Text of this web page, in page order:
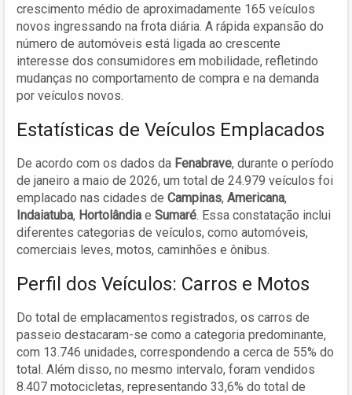
crescimento médio de aproximadamente 165 veículos
novos ingressando na frota diária. A rápida expansão do
número de automóveis está ligada ao crescente
interesse dos consumidores em mobilidade, refletindo
mudanças no comportamento de compra e na demanda
por veículos novos.
Estatísticas de Veículos Emplacados
De acordo com os dados da Fenabrave, durante o período
de janeiro a maio de 2026, um total de 24.979 veículos foi
emplacado nas cidades de Campinas, Americana,
Indaiatuba, Hortolândia e Sumaré. Essa constatação inclui
diferentes categorias de veículos, como automóveis,
comerciais leves, motos, caminhões e ônibus.
Perfil dos Veículos: Carros e Motos
Do total de emplacamentos registrados, os carros de
passeio destacaram-se como a categoria predominante,
com 13.746 unidades, correspondendo a cerca de 55% do
total. Além disso, no mesmo intervalo, foram vendidos
8.407 motocicletas, representando 33,6% do total de